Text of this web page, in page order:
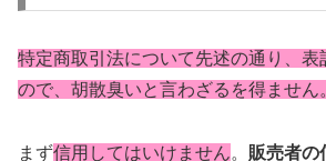
特定商取引法について先述の通り、表
ので、胡散臭いと言わざるを得ません
まず信用してはいけません。 販売者の